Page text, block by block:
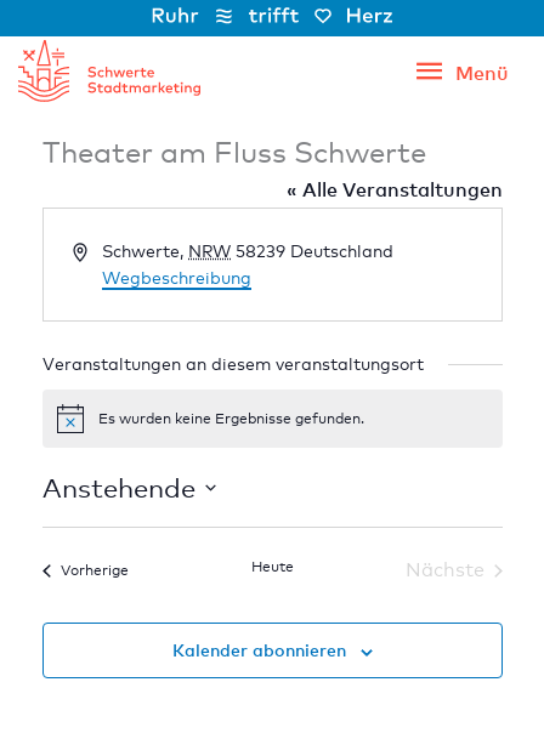
Inhalt
springen
Menü
Menü
Theater am Fluss Schwerte
« Alle Veranstaltungen
AdresseSchwerte, NRW 58239 Deutschland
Wegbeschreibung
Veranstaltungen an diesem veranstaltungsort
HinweisEs wurden keine Ergebnisse gefunden.
Anstehende
Datum
VorherigeVeranstaltungen Heute
Nächste
Kalender abonnieren